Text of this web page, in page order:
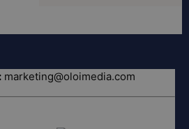
marketing@oloimedia.com